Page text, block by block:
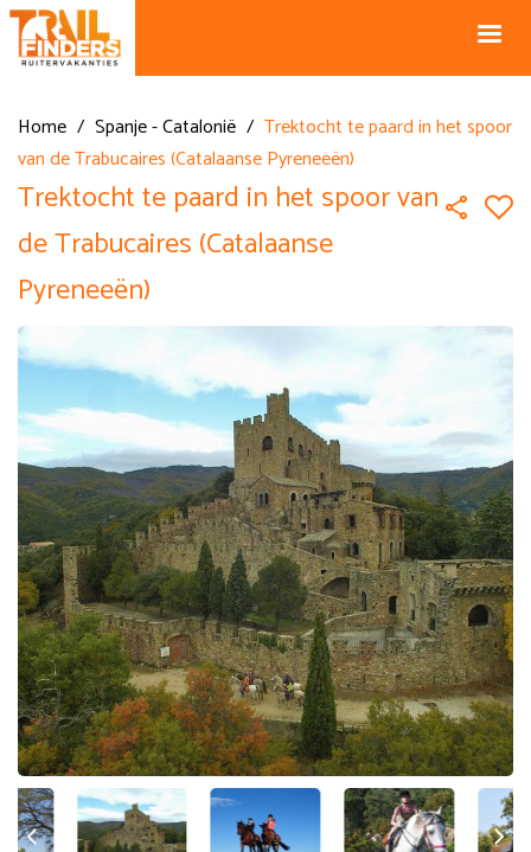
Home / Spanje - Catalonië / Trektocht te paard in het spoor
van de Trabucaires (Catalaanse Pyreneeën)
Trektocht te paard in het spoor van
de Trabucaires (Catalaanse
Pyreneeën)